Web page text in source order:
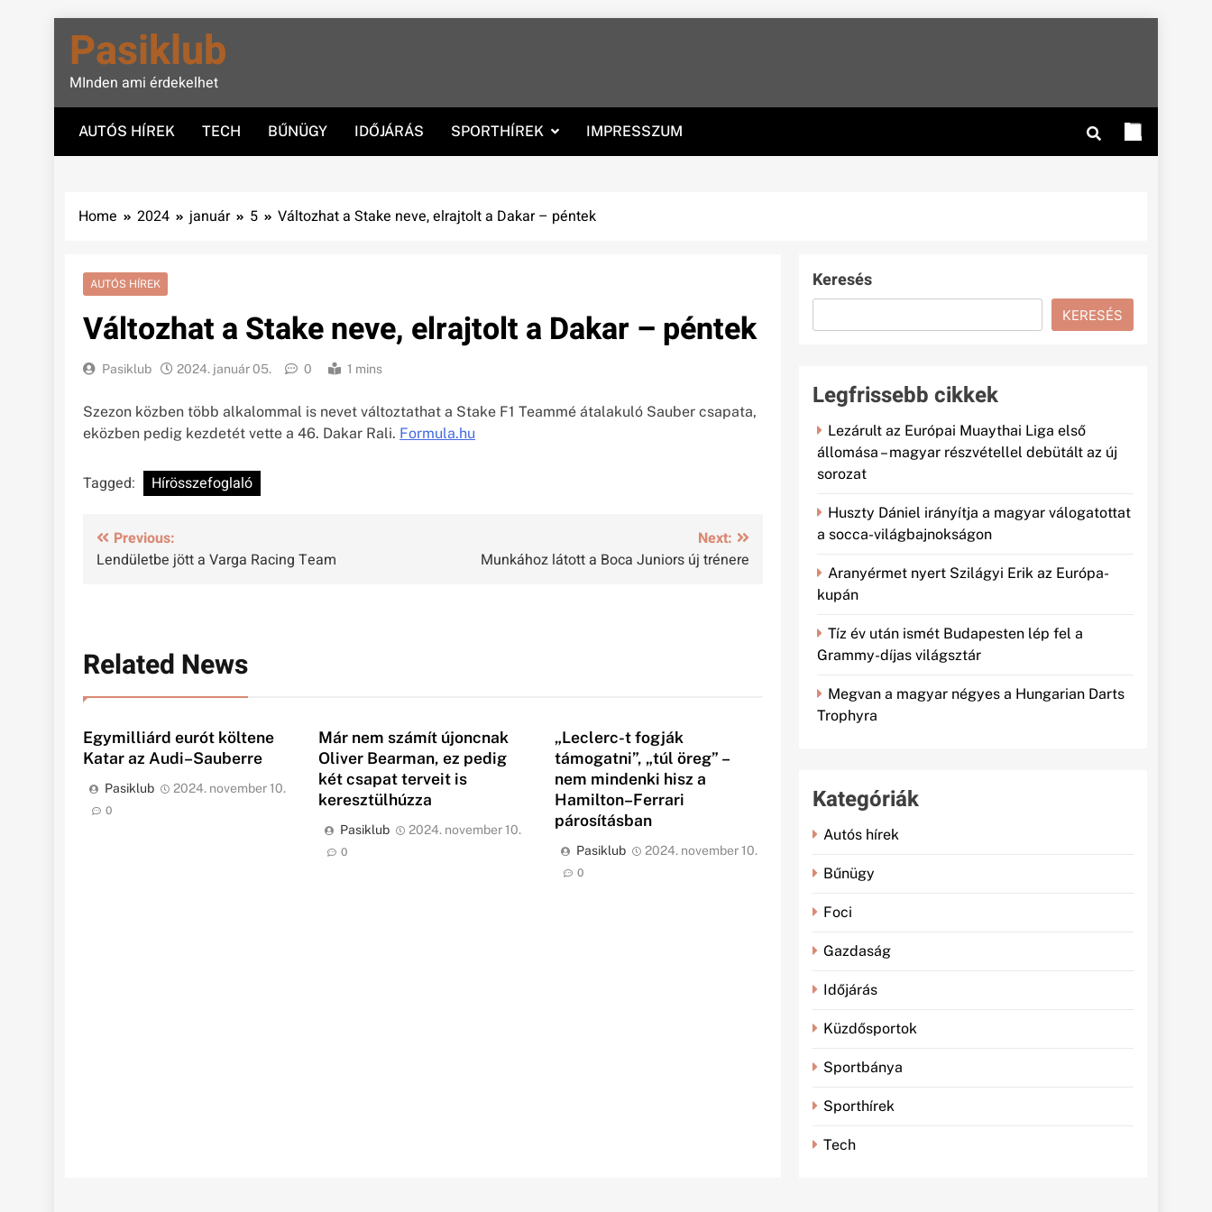
content
Pasiklub
MInden ami érdekelhet
AUTÓS HÍREK TECH BŰNÜGY IDŐJÁRÁS SPORTHÍREK IMPRESSZUM
Home 2024 január 5 Változhat a Stake neve, elrajtolt a Dakar – péntek
AUTÓS HÍREK
Változhat a Stake neve, elrajtolt a Dakar – péntek
Pasiklub 2024. január 05. 0 1 mins
Szezon közben több alkalommal is nevet változtathat a Stake F1 Teammé átalakuló Sauber csapata,
eközben pedig kezdetét vette a 46. Dakar Rali. Formula.hu
Tagged: Hírösszefoglaló
Bejegyzés
navigáció
Previous:
Lendületbe jött a Varga Racing Team
Next:
Munkához látott a Boca Juniors új trénere
Related News
Egymilliárd eurót költene
Katar az Audi–Sauberre
Pasiklub 2024. november 10.
0
Már nem számít újoncnak
Oliver Bearman, ez pedig
két csapat terveit is
keresztülhúzza
Pasiklub 2024. november 10.
0
„Leclerc-t fogják
támogatni”, „túl öreg” –
nem mindenki hisz a
Hamilton–Ferrari
párosításban
Pasiklub 2024. november 10.
0
Keresés
KERESÉS
Legfrissebb cikkek
Lezárult az Európai Muaythai Liga első
állomása – magyar részvétellel debütált az új
sorozat
Huszty Dániel irányítja a magyar válogatottat
a socca-világbajnokságon
Aranyérmet nyert Szilágyi Erik az Európa-
kupán
Tíz év után ismét Budapesten lép fel a
Grammy-díjas világsztár
Megvan a magyar négyes a Hungarian Darts
Trophyra
Kategóriák
Autós hírek
Bűnügy
Foci
Gazdaság
Időjárás
Küzdősportok
Sportbánya
Sporthírek
Tech